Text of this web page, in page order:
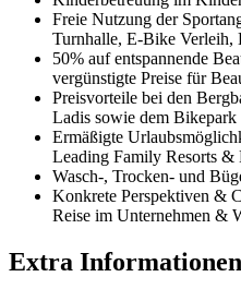
Freie Nutzung der
Turnhalle, E-Bike Verleih,
50% auf entspannende
vergünstigte Preise für
Preisvorteile bei den
Ladis sowie dem Bikepark
Ermäßigte
Leading Family Resorts &
Wasch-, Trocken- und
Konkrete Perspektiven &
Reise im Unternehmen &
Extra Informationen